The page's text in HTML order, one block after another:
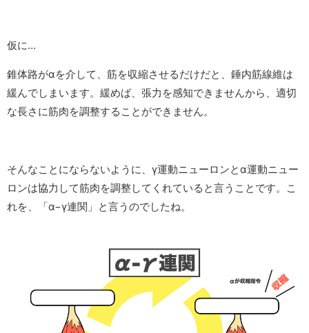
仮に…
錐体路がαを介して、筋を収縮させるだけだと、錘内筋線維は
緩んでしまいます。緩めば、張力を感知できませんから、適切
な長さに筋肉を調整することができません。
そんなことにならないように、γ運動ニューロンとα運動ニュー
ロンは協力して筋肉を調整してくれていると言うことです。こ
れを、「α−γ連関」と言うのでしたね。